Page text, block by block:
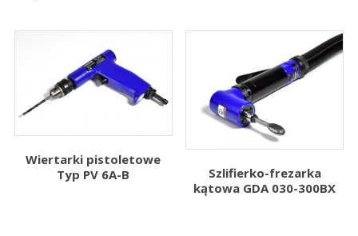
Wiertarki pistoletowe
Typ PV 6A-B
Szlifierko-frezarka
kątowa GDA 030-300BX